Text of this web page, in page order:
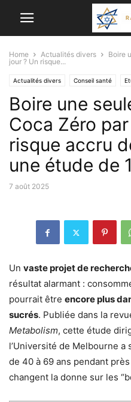
Home Actualités divers
Boire
jour ? Un risque...
Actualités divers Conseil santé
Boire une
Coca Zéro
risque accru
une étude de
7 août 2025
Un vaste projet de
résultat alarmant :
pourrait être encore plus
sucrés. Publiée dans la
Metabolism, cette étude
l’Université de Melbourne a
de 40 à 69 ans pendant
changent la donne sur les